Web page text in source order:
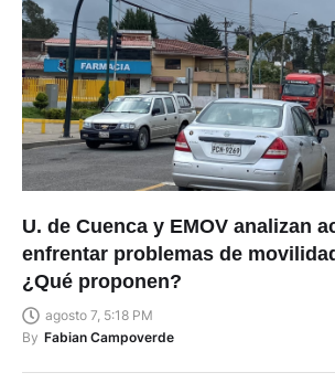
U. de Cuenca y EMOV analizan
enfrentar problemas de
¿Qué proponen?
agosto 7, 5:18 PM
By Fabian Campoverde